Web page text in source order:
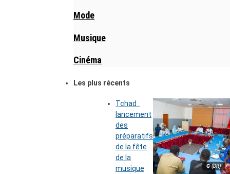
Mode
Musique
Cinéma
Les plus récents
© (DR)
Tchad :
lancement
des
préparatifs
de la fête
de la
musique